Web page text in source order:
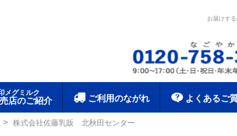
お届けす
メグミルク
店のご紹介 ご利用のながれ よくあるご
> 株式会社佐藤乳販 北秋田センター